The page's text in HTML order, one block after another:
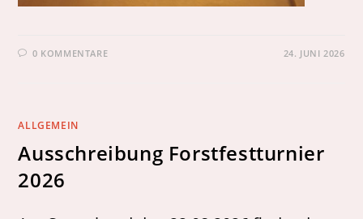
0 KOMMENTARE 24. JUNI 2026
ALLGEMEIN
Ausschreibung Forstfestturnier
2026